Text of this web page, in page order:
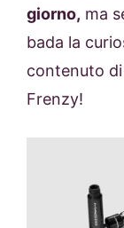
giorno, ma
bada la
contenuto
Frenzy!